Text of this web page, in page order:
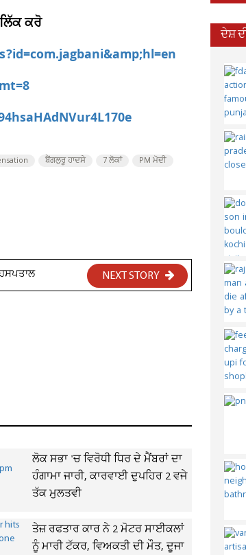
ਕਰੋ
ਬੈਂਗਲੁਰੂ ਹਾਦਸੇ 7 ਲੋਕਾਂ PM ਮੋਦੀ
NEXT STORY
ਲੋਕ ਸਭਾ 'ਚ ਵਿਰੋਧੀ ਧਿਰ ਦੇ ਮੈਂਬਰਾਂ ਦਾ
ਹੰਗਾਮਾ ਜਾਰੀ, ਕਾਰਵਾਈ ਦੁਪਹਿਰ 2 ਵਜੇ
ਤੱਕ ਮੁਲਤਵੀ
ਤੇਜ਼ ਰਫਤਾਰ ਕਾਰ ਨੇ 2 ਮੋਟਰ ਸਾਈਕਲਾਂ
ਨੂੰ ਮਾਰੀ ਟੱਕਰ, ਵਿਅਕਤੀ ਦੀ ਮੌਤ, ਦੂਜਾ
ਦੇਸ਼